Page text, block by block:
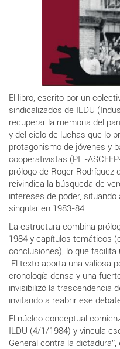
El libro, escrito por un
sindicalizados de ILDU
recuperar la memoria del
y del ciclo de luchas que lo
protagonismo de jóvenes y
cooperativistas (PIT-
prólogo de Roger Rodríguez
reivindica la búsqueda de
intereses de poder,
singular en 1983-84.
La estructura combina
1984 y capítulos temáticos
conclusiones), lo que
El texto aporta una valiosa
cronología densa y una
invisibilizó la trascendencia
invitando a reabrir ese
El núcleo conceptual
ILDU (4/1/1984) y vincula
General contra la